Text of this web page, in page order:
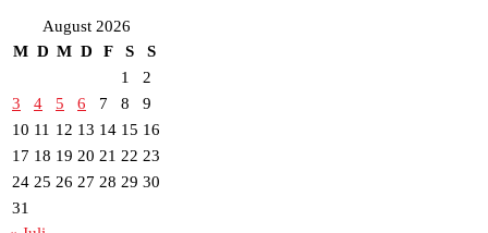
August 2026
M D M D F S
S
1
2
3
4 5 6 7 8
9
10 11 12 13 14 15 16
17 18 19 20 21 22 23
24 25 26 27 28 29 30
31